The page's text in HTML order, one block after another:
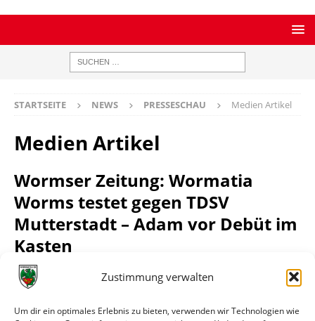
Zustimmung verwalten
Um dir ein optimales Erlebnis zu bieten, verwenden wir Technologien wie
STARTSEITE NEWS PRESSESCHAU Medien Artikel
Medien Artikel
Wormser Zeitung: Wormatia
Worms testet gegen TDSV
Mutterstadt – Adam vor Debüt im
Kasten
21.02.2012